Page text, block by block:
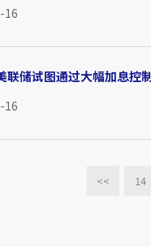
16
联储试图通过大幅加息控
16
<< 14